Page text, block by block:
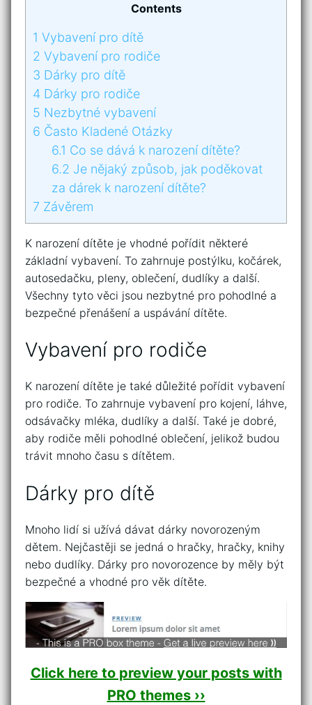
Contents
1 Vybavení pro dítě
2 Vybavení pro rodiče
3 Dárky pro dítě
4 Dárky pro rodiče
5 Nezbytné vybavení
6 Často Kladené Otázky
6.1 Co se dává k narození dítěte?
6.2 Je nějaký způsob, jak poděkovat
za dárek k narození dítěte?
7 Závěrem
K narození dítěte je vhodné pořídit některé
základní vybavení. To zahrnuje postýlku, kočárek,
autosedačku, pleny, oblečení, dudlíky a další.
Všechny tyto věci jsou nezbytné pro pohodlné a
bezpečné přenášení a uspávání dítěte.
Vybavení pro rodiče
K narození dítěte je také důležité pořídit vybavení
pro rodiče. To zahrnuje vybavení pro kojení, láhve,
odsávačky mléka, dudlíky a další. Také je dobré,
aby rodiče měli pohodlné oblečení, jelikož budou
trávit mnoho času s dítětem.
Dárky pro dítě
Mnoho lidí si užívá dávat dárky novorozeným
dětem. Nejčastěji se jedná o hračky, hračky, knihy
nebo dudlíky. Dárky pro novorozence by měly být
bezpečné a vhodné pro věk dítěte.
Click here to preview your posts with
PRO themes ››